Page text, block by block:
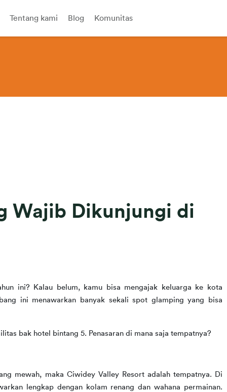
Tentang kami Blog Komunitas
Wajib Dikunjungi di
ini? Kalau belum, kamu bisa mengajak keluarga ke kota
ini menawarkan banyak sekali spot glamping yang bisa
bak hotel bintang 5. Penasaran di mana saja tempatnya?
mewah, maka Ciwidey Valley Resort adalah tempatnya. Di
lengkap dengan kolam renang dan wahana permainan.